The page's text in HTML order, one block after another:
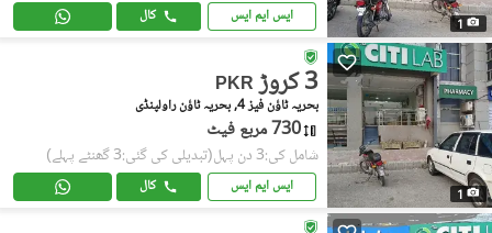
1 ایس ایم ایس کال
1
PKR 3 کروڑ
بحریہ ٹاؤن فیز 4, بحریہ ٹاؤن راولپنڈی
730 مربع فیٹ
شامل کی:3 دن پہل (تبدیلی کی گئی:3 گھنٹے پہلے)
ایس ایم ایس کال